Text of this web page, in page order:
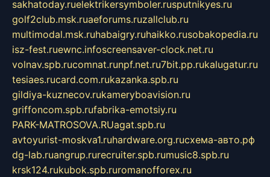
sakhatoday.ruelektrikersymboler.rusputnikyes.ru
golf2club.msk.ruaeforums.ruzallclub.ru
multimodal.msk.ruhabaigry.ruhaikko.rusobakopedia.ru
isz-fest.ruewnc.infoscreensaver-clock.net.ru
volnav.spb.rucomnat.runpf.net.ru7bit.pp.rukalugatur.ru
tesiaes.rucard.com.rukazanka.spb.ru
gildiya-kuznecov.rukameryboavision.ru
griffoncom.spb.rufabrika-emotsiy.ru
PARK-MATROSOVA.RUagat.spb.ru
avtoyurist-moskva1.ruhardware.org.ruсхема-авто.рф
dg-lab.ruangrup.rurecruiter.spb.rumusic8.spb.ru
krsk124.rukubok.spb.ruromanofforex.ru